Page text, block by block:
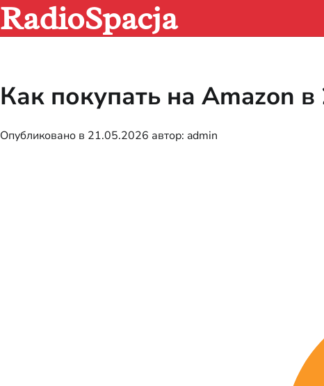
Перейти
к
содержимому
RadioSpacja
Как покупать на Amazon
Опубликовано в 21.05.2026 автор: admin